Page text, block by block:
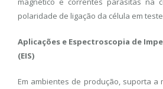
polaridade de ligação da célula em
Aplicações e Espectroscopia de
(EIS)
Em ambientes de produção, suporta a